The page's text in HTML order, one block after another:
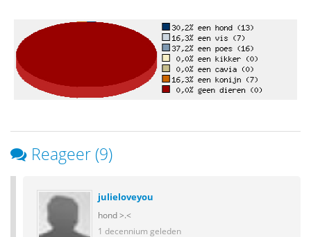
Reageer (9)
julieloveyou
hond >.<
1 decennium geleden